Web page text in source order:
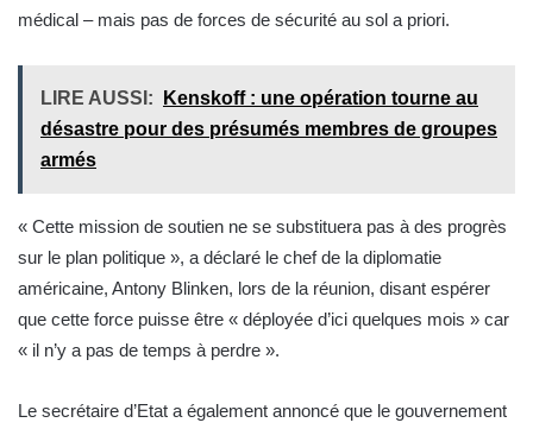
médical – mais pas de forces de sécurité au sol a priori.
LIRE AUSSI:
Kenskoff : une opération tourne au
désastre pour des présumés membres de groupes
armés
« Cette mission de soutien ne se substituera pas à des progrès
sur le plan politique », a déclaré le chef de la diplomatie
américaine, Antony Blinken, lors de la réunion, disant espérer
que cette force puisse être « déployée d’ici quelques mois » car
« il n’y a pas de temps à perdre ».
Le secrétaire d’Etat a également annoncé que le gouvernement